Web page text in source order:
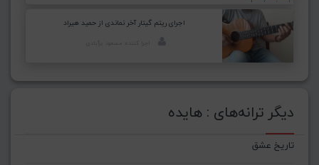
اجرای ریتم گیتار آخر نماندی از حمید هیراد
دیگر ترانه‌های : هایده
تاریخ عشق